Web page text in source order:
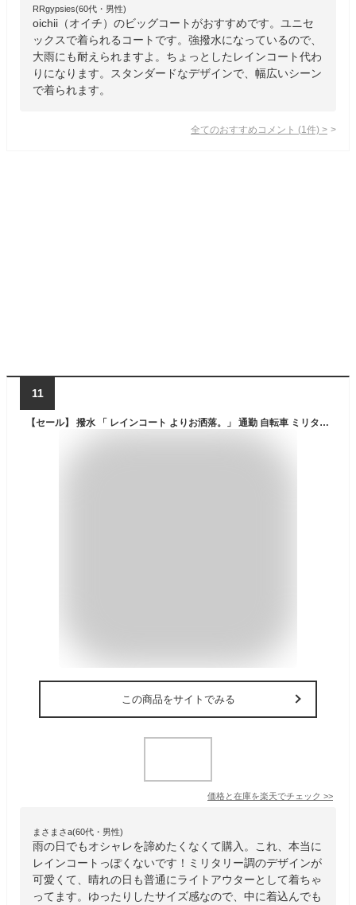
RRgypsies(60代・男性)
oichii（オイチ）のビッグコートがおすすめです。ユニセ
ックスで着られるコートです。強撥水になっているので、
大雨にも耐えられますよ。ちょっとしたレインコート代わ
りになります。スタンダードなデザインで、幅広いシーン
で着られます。
全てのおすすめコメント (1 件) >
11
【セール】 撥水 「 レインコート よりお洒落。」 通勤 自転車 ミリタリーコート アウター レディース ミリタリー ライトアウター アウトドア キャンプ ブルゾン ジャケット 大きいサイズ ゆる 羽織 ロング スタンドネック 雨 防水 カーキ 黒 春 夏 HUG.U
この商品をサイトでみる
価格と在庫を楽天でチェック >>
まさまさa(60代・男性)
雨の日でもオシャレを諦めたくなくて購入。これ、本当に
レインコートっぽくないです！ミリタリー調のデザインが
可愛くて、晴れの日も普通にライトアウターとして着ちゃ
ってます。ゆったりしたサイズ感なので、中に着込んでも